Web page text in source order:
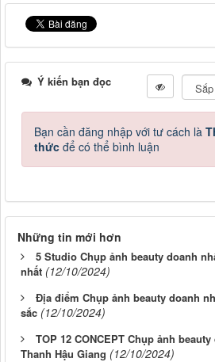
Ý kiến bạn đọc
Bạn cần đăng nhập với tư cách là
thức để có thể bình luận
Những tin mới hơn
5 Studio Chụp ảnh beauty doanh
nhất (12/10/2024)
Địa điểm Chụp ảnh beauty doanh
sắc (12/10/2024)
TOP 12 CONCEPT Chụp ảnh
Thanh Hậu Giang (12/10/2024)